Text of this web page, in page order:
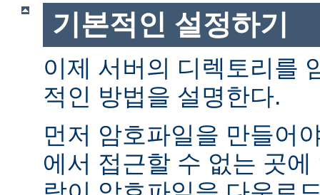
기본적인 설정하기
이제 서버의 디렉토리를
적인 방법을 설명한다.
먼저 암호파일을 만들어
에서 접근할 수 없는 곳